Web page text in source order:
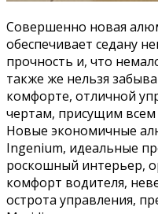
Совершенно новая
обеспечивает седану
прочность и, что
также же нельзя
комфорте, отличной
чертам, присущим всем
Новые экономичные
Ingenium, идеальные
роскошный интерьер,
комфорт водителя,
острота управления,